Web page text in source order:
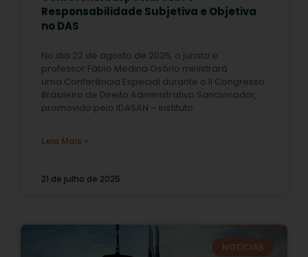
Responsabilidade Subjetiva e Objetiva
no DAS
No dia 22 de agosto de 2025, o jurista e
professor Fábio Medina Osório ministrará
uma Conferência Especial durante o II Congresso
Brasileiro de Direito Administrativo Sancionador,
promovido pelo IDASAN – Instituto
Leia Mais »
21 de julho de 2025
NOTÍCIAS